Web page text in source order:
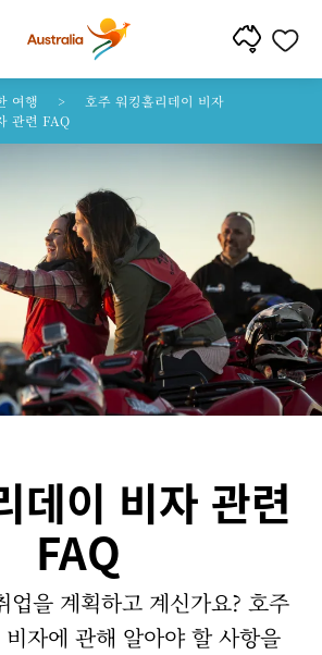
너뛰기
여행
호주 워킹홀리데이 비자
관련 FAQ
데이 비자 관련
FAQ
업을 계획하고 계신가요? 호주
자에 관해 알아야 할 사항을